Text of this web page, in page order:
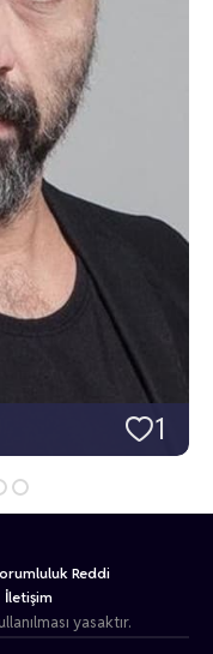
1
Reddi
İletişim
yasaktır.